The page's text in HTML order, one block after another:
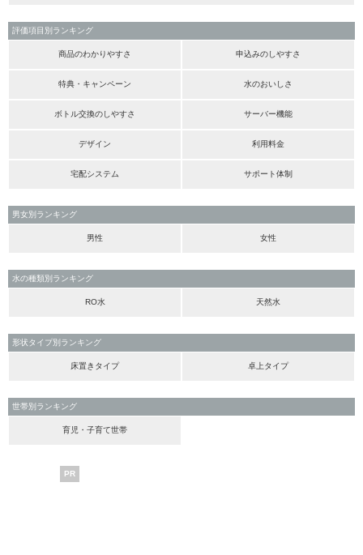
評価項目別ランキング
商品のわかりやすさ 申込みのしやすさ
特典・キャンペーン 水のおいしさ
ボトル交換のしやすさ サーバー機能
デザイン 利用料金
宅配システム サポート体制
男女別ランキング
男性 女性
水の種類別ランキング
RO水 天然水
形状タイプ別ランキング
床置きタイプ 卓上タイプ
世帯別ランキング
育児・子育て世帯
PR